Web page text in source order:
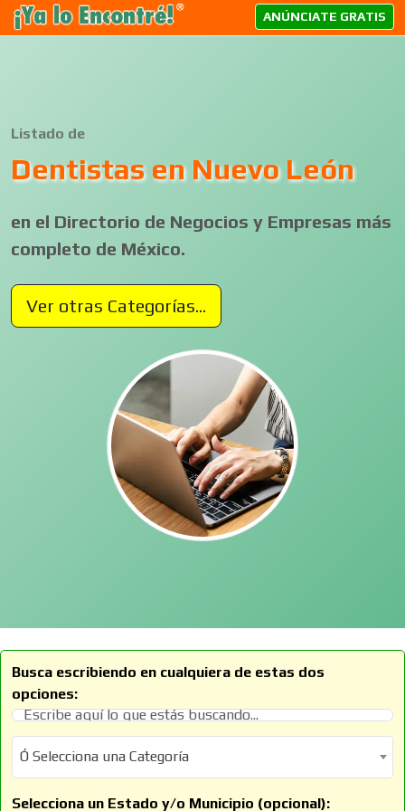
ANÚNCIATE GRATIS
Listado de
Dentistas en Nuevo León
en el Directorio de Negocios y Empresas más
completo de México.
Ver otras Categorías...
Busca escribiendo en cualquiera de estas dos
opciones:
Ó Selecciona una Categoría
Ó Selecciona una Categoría
Selecciona un Estado y/o Municipio (opcional):